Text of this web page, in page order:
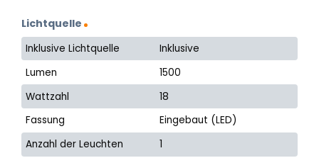
Lichtquelle
Inklusive Lichtquelle
Inklusive
Lumen
1500
Wattzahl
18
Fassung
Eingebaut (LED)
Anzahl der Leuchten
1